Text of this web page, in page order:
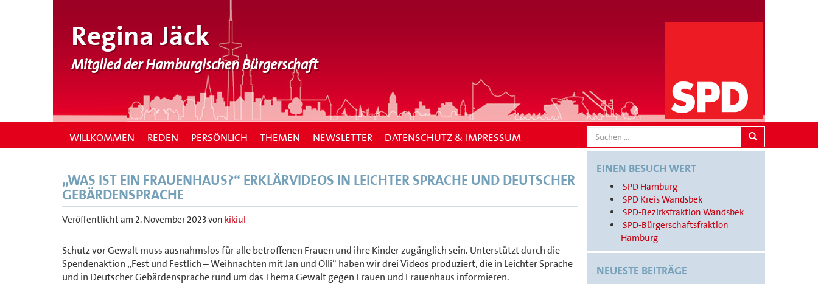
Regina Jäck
Mitglied der Hamburgischen Bürgerschaft
SEARCH
WILLKOMMEN REDEN PERSÖNLICH THEMEN NEWSLETTER DATENSCHUTZ & IMPRESSUM
„WAS IST EIN FRAUENHAUS?“ ERKLÄRVIDEOS IN LEICHTER SPRACHE UND DEUTSCHER
GEBÄRDENSPRACHE
Veröffentlicht am 2. November 2023von kikiul
Schutz vor Gewalt muss ausnahmslos für alle betroffenen Frauen und ihre Kinder zugänglich sein. Unterstützt durch die
Spendenaktion „Fest und Festlich – Weihnachten mit Jan und Olli“ haben wir drei Videos produziert, die in Leichter Sprache
und in Deutscher Gebärdensprache rund um das Thema Gewalt gegen Frauen und Frauenhaus informieren.
EINEN BESUCH WERT
SPD Hamburg
SPD Kreis Wandsbek
SPD-Bezirksfraktion Wandsbek
SPD-Bürgerschaftsfraktion
Hamburg
NEUESTE BEITRÄGE